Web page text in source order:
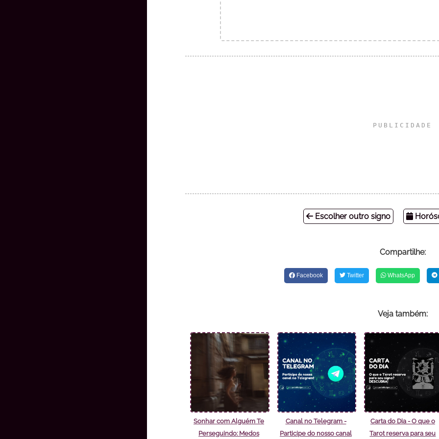
Escolher outro signo
Compartilhe:
Facebook Twitter WhatsApp
Veja também:
Sonhar com Alguém Te
Perseguindo: Medos
Canal no Telegram -
Participe do nosso canal
Carta do Dia - O que o
Tarot reserva para seu